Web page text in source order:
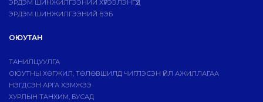
ЭРДЭМ ШИНЖИЛГЭЭНИЙ ХҮРЭЭЛЭНГҮҮД
ЭРДЭМ ШИНЖИЛГЭЭНИЙ ВЭБ
ОЮУТАН
ТАНИЛЦУУЛГА
ОЮУТНЫ ХӨГЖИЛ, ТӨЛӨВШИЛД ЧИГЛЭСЭН ҮЙЛ АЖИЛЛАГАА
НЭГДСЭН АРГА ХЭМЖЭЭ
ХУРЛЫН ТАНХИМ, БУСАД